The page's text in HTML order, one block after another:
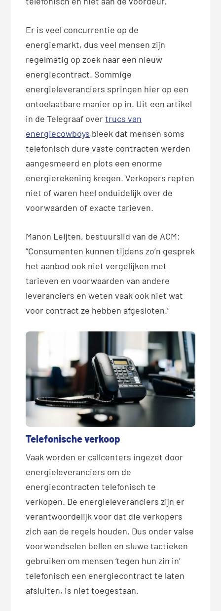
Er is veel concurrentie op de
energiemarkt, dus veel mensen zijn
regelmatig op zoek naar een nieuw
energiecontract. Sommige
energieleveranciers springen hier op een
ontoelaatbare manier op in. Uit een artikel
in de Telegraaf overtrucs van
energiecowboys bleek dat mensen soms
telefonisch dure vaste contracten werden
aangesmeerd en plots een enorme
energierekening kregen. Verkopers repten
niet of waren heel onduidelijk over de
voorwaarden of exacte tarieven.
Manon Leijten, bestuurslid van de ACM:
“Consumenten kunnen tijdens zo’n gesprek
het aanbod ook niet vergelijken met
tarieven en voorwaarden van andere
leveranciers en weten vaak ook niet wat
voor contract ze hebben afgesloten.”
Telefonische verkoop
Vaak worden er callcenters ingezet door
energieleveranciers om de
energiecontracten telefonisch te
verkopen. De energieleveranciers zijn er
verantwoordelijk voor dat die verkopers
zich aan de regels houden. Dus onder valse
voorwendselen bellen en sluwe tactieken
gebruiken om mensen ‘tegen hun zin in’
telefonisch een energiecontract te laten
afsluiten, is niet toegestaan.